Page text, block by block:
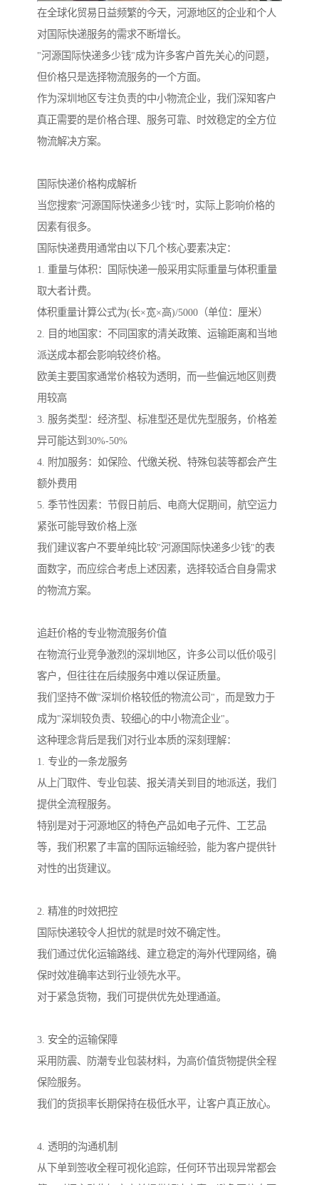
在全球化贸易日益频繁的今天，河源地区的企业和个人
对国际快递服务的需求不断增长。
"河源国际快递多少钱"成为许多客户首先关心的问题，
但价格只是选择物流服务的一个方面。
作为深圳地区专注负责的中小物流企业，我们深知客户
真正需要的是价格合理、服务可靠、时效稳定的全方位
物流解决方案。
国际快递价格构成解析
当您搜索"河源国际快递多少钱"时，实际上影响价格的
因素有很多。
国际快递费用通常由以下几个核心要素决定：
1. 重量与体积：国际快递一般采用实际重量与体积重量
取大者计费。
体积重量计算公式为(长×宽×高)/5000（单位：厘米）
2. 目的地国家：不同国家的清关政策、运输距离和当地
派送成本都会影响较终价格。
欧美主要国家通常价格较为透明，而一些偏远地区则费
用较高
3. 服务类型：经济型、标准型还是优先型服务，价格差
异可能达到30%-50%
4. 附加服务：如保险、代缴关税、特殊包装等都会产生
额外费用
5. 季节性因素：节假日前后、电商大促期间，航空运力
紧张可能导致价格上涨
我们建议客户不要单纯比较"河源国际快递多少钱"的表
面数字，而应综合考虑上述因素，选择较适合自身需求
的物流方案。
追赶价格的专业物流服务价值
在物流行业竞争激烈的深圳地区，许多公司以低价吸引
客户，但往往在后续服务中难以保证质量。
我们坚持不做"深圳价格较低的物流公司"，而是致力于
成为"深圳较负责、较细心的中小物流企业"。
这种理念背后是我们对行业本质的深刻理解：
1. 专业的一条龙服务
从上门取件、专业包装、报关清关到目的地派送，我们
提供全流程服务。
特别是对于河源地区的特色产品如电子元件、工艺品
等，我们积累了丰富的国际运输经验，能为客户提供针
对性的出货建议。
2. 精准的时效把控
国际快递较令人担忧的就是时效不确定性。
我们通过优化运输路线、建立稳定的海外代理网络，确
保时效准确率达到行业领先水平。
对于紧急货物，我们可提供优先处理通道。
3. 安全的运输保障
采用防震、防潮专业包装材料，为高价值货物提供全程
保险服务。
我们的货损率长期保持在极低水平，让客户真正放心。
4. 透明的沟通机制
从下单到签收全程可视化追踪，任何环节出现异常都会